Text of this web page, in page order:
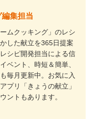
集担当
ムクッキング」のレシ
した献立を365日提案
シピ開発担当による信
ベント、時短＆簡単、
毎月更新中。お気に入
プリ「きょうの献立」
ントもあります。